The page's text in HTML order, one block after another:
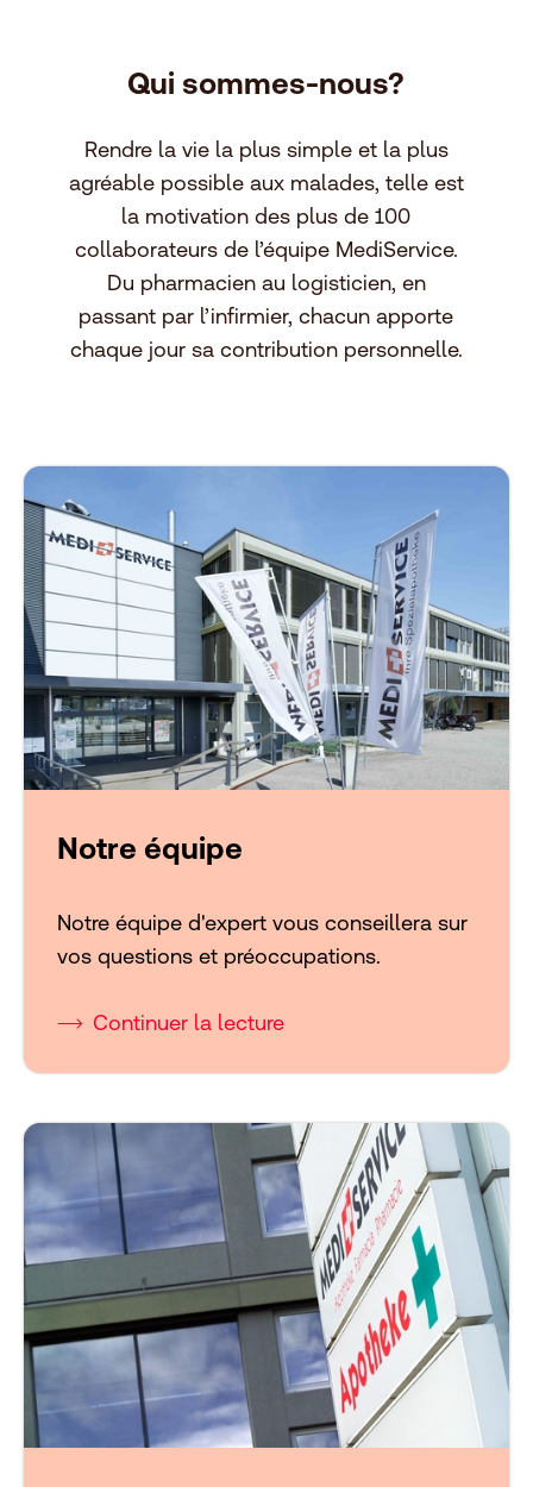
Qui sommes-nous?
Rendre la vie la plus simple et la plus
agréable possible aux malades, telle est
la motivation des plus de 100
collaborateurs de l’équipe MediService.
Du pharmacien au logisticien, en
passant par l’infirmier, chacun apporte
chaque jour sa contribution personnelle.
Notre équipe
Notre équipe d'expert vous conseillera sur
vos questions et préoccupations.
Continuer la lecture